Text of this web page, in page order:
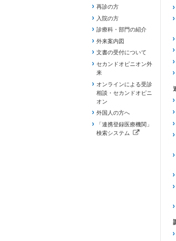
再診の方
入院の方
診療科・部門の紹介
外来案内図
文書の受付について
セカンドオピニオン外
来
オンラインによる受診
相談・セカンドオピニ
オン
外国人の方へ
「連携登録医療機関」
検索システム